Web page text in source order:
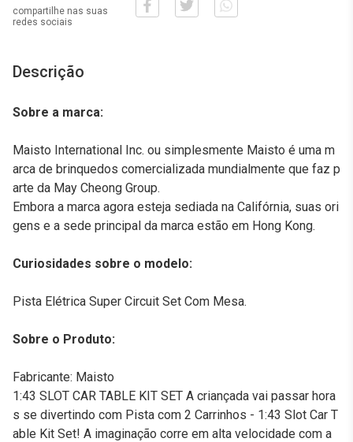
compartilhe nas suas
redes sociais
Descrição
Sobre a marca:
Maisto International Inc. ou simplesmente Maisto é uma m
arca de brinquedos comercializada mundialmente que faz p
arte da May Cheong Group.
Embora a marca agora esteja sediada na Califórnia, suas ori
gens e a sede principal da marca estão em Hong Kong.
Curiosidades sobre o modelo:
Pista Elétrica Super Circuit Set Com Mesa.
Sobre o Produto:
Fabricante: Maisto
1:43 SLOT CAR TABLE KIT SET A criançada vai passar hora
s se divertindo com Pista com 2 Carrinhos - 1:43 Slot Car T
able Kit Set! A imaginação corre em alta velocidade com a